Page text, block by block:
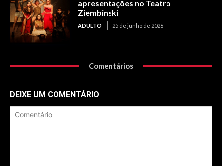
apresentações no Teatro
Ziembinski
ADULTO 25 de junho de 2026
Comentários
DEIXE UM COMENTÁRIO